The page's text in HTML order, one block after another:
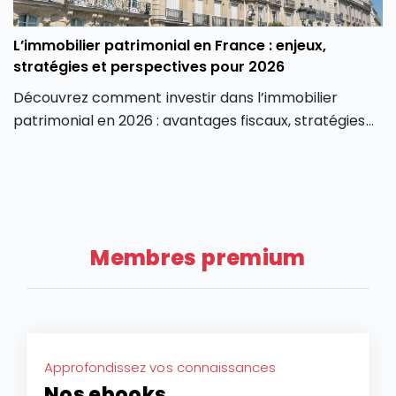
L’immobilier patrimonial en France : enjeux,
stratégies et perspectives pour 2026
Découvrez comment investir dans l’immobilier
patrimonial en 2026 : avantages fiscaux, stratégies
Membres premium
Approfondissez vos connaissances